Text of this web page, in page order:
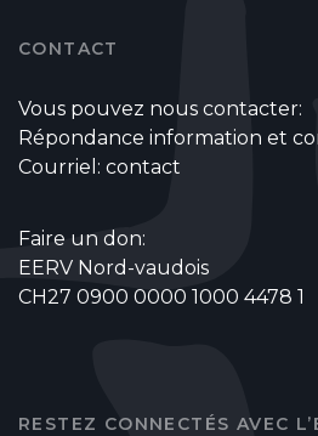
CONTACT
Vous pouvez nous contacter:
Répondance information et
Courriel: contact
Faire un don:
EERV Nord-vaudois
CH27 0900 0000 1000 4478 1
RESTEZ CONNECTÉS AVEC